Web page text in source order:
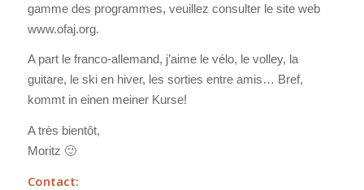
gamme des programmes, veuillez consulter le site web
www.ofaj.org.
A part le franco-allemand, j’aime le vélo, le volley, la
guitare, le ski en hiver, les sorties entre amis… Bref,
kommt in einen meiner Kurse!
A très bientôt,
Moritz 🙂
Contact: